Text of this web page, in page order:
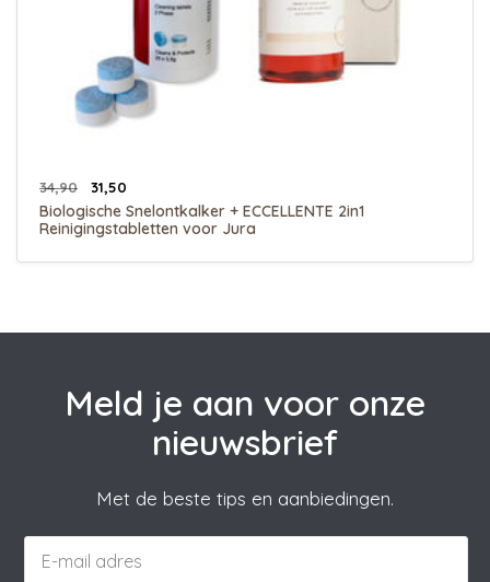
34,90 31,50
Biologische Snelontkalker + ECCELLENTE 2in1
Reinigingstabletten voor Jura
Meld je aan voor onze
nieuwsbrief
Met de beste tips en aanbiedingen.